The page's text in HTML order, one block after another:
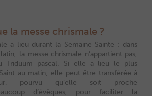
la messe chrismale ?
a lieu durant la Semaine Sainte : dans
la messe chrismale n’appartient pas,
Triduum pascal. Si elle a lieu le plus
au matin, elle peut être transférée à
pourvu qu’elle soit proche
d’évêques, pour faciliter la